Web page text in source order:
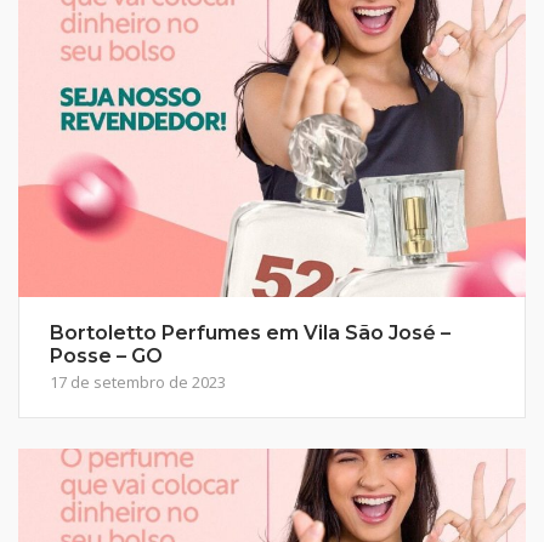
Bortoletto Perfumes em Vila São José –
Posse – GO
17 de setembro de 2023